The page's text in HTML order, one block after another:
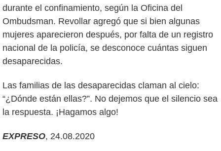
durante el confinamiento, según la Oficina del
Ombudsman. Revollar agregó que si bien algunas
mujeres aparecieron después, por falta de un registro
nacional de la policía, se desconoce cuántas siguen
desaparecidas.
Las familias de las desaparecidas claman al cielo:
“¿Dónde están ellas?”. No dejemos que el silencio sea
la respuesta. ¡Hagamos algo!
EXPRESO, 24.08.2020